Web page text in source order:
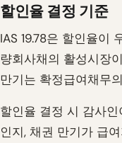
할인율 결정 기준
IAS 19.78은 할인율이
량회사채의 활성시장
만기는 확정급여채무
할인율 결정 시 감사
인지, 채권 만기가 급